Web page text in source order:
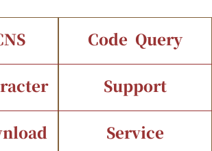
Current Status
Status
Code Query
Query
Process
Support
Display Service